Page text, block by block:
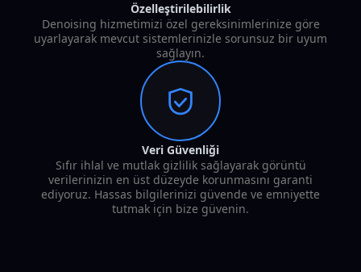
Özelleştirilebilirlik
Denoising hizmetimizi özel gereksinimlerinize göre
uyarlayarak mevcut sistemlerinizle sorunsuz bir uyum
sağlayın.
Veri Güvenliği
Sıfır ihlal ve mutlak gizlilik sağlayarak görüntü
verilerinizin en üst düzeyde korunmasını garanti
ediyoruz. Hassas bilgilerinizi güvende ve emniyette
tutmak için bize güvenin.